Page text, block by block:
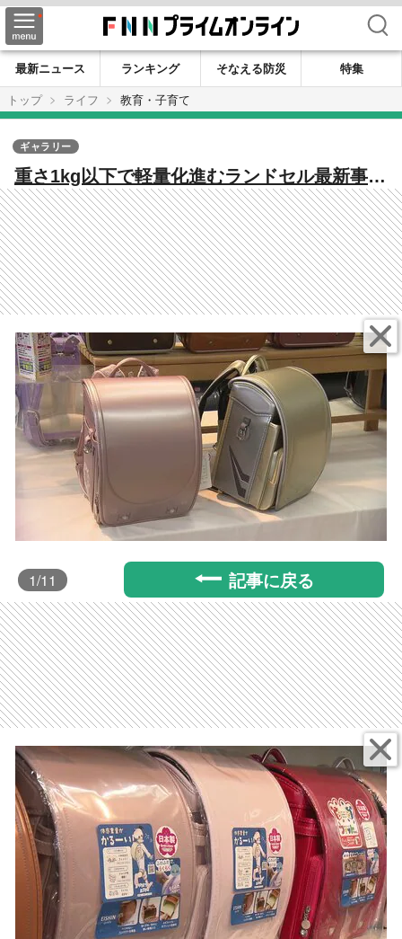
検索
最新ニュース ランキング そなえる防災
特集
トップ
ライフ 教育・子育て
重さ1kg以下で軽量化進むランドセル最新事
情 キャメルやブルーの“ジェンダーレスカラ
ー”にメタリックと人気色は分散化 海外観光
客も注目
ギャラリー
1/11 記事に戻る